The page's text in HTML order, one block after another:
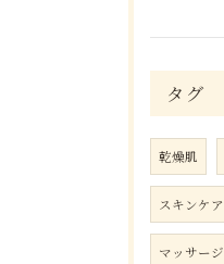
タグ
乾燥肌
スキンケア
マッサージ